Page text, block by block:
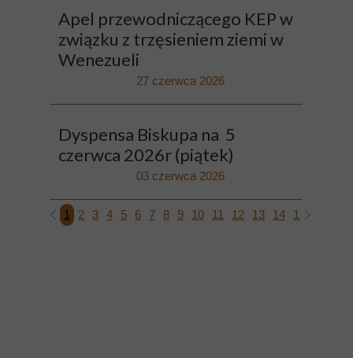
Apel przewodniczącego KEP w
związku z trzęsieniem ziemi w
Wenezueli
27 czerwca 2026
Dyspensa Biskupa na 5
czerwca 2026r (piątek)
03 czerwca 2026
1 2 3 4 5 6 7 8 9 10 11 12 13 14 15